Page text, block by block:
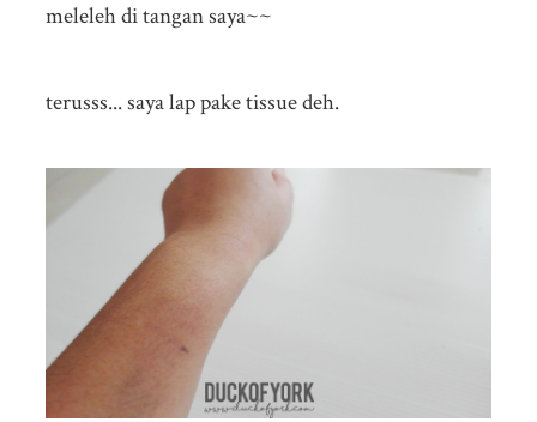
meleleh di tangan saya~~
terusss... saya lap pake tissue deh.